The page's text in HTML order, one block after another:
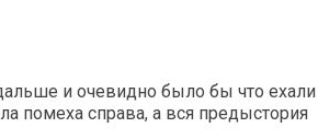
и очевидно было бы что ехали
помеха справа, а вся предыстория